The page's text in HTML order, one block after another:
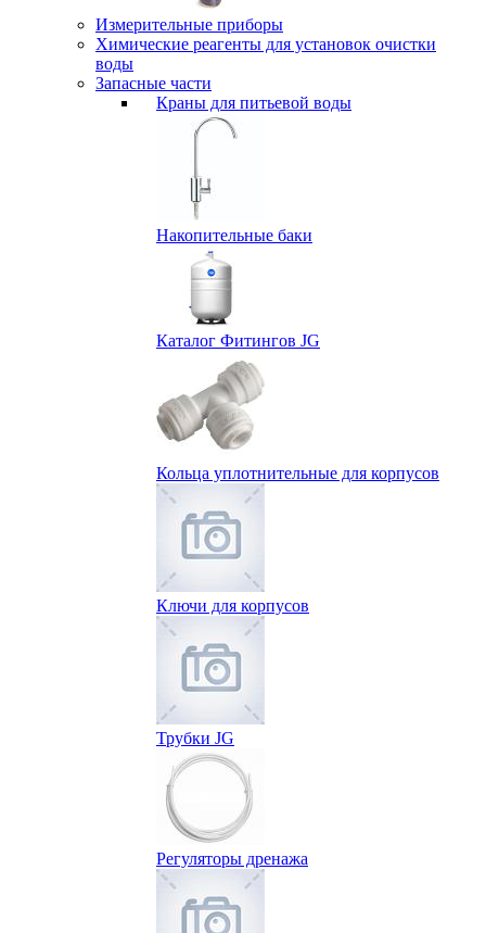
Измерительные приборы
Химические реагенты для установок очистки
воды
Запасные части
Краны для питьевой воды
Накопительные баки
Каталог Фитингов JG
Кольца уплотнительные для корпусов
Ключи для корпусов
Трубки JG
Регуляторы дренажа